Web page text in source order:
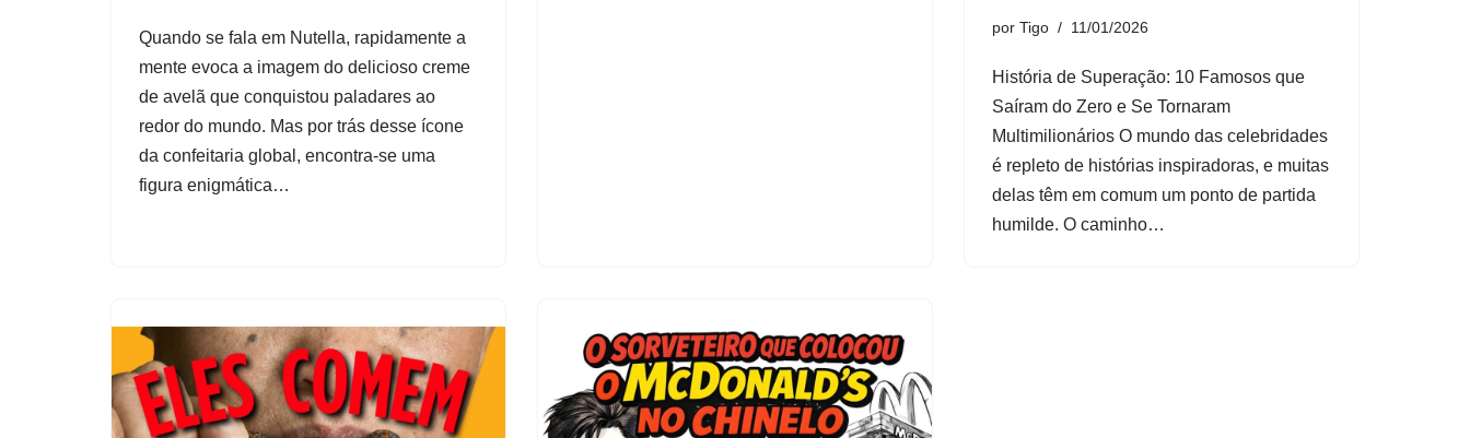
Quando se fala em Nutella, rapidamente a
mente evoca a imagem do delicioso creme
de avelã que conquistou paladares ao
redor do mundo. Mas por trás desse ícone
da confeitaria global, encontra-se uma
figura enigmática…
por Tigo 11/01/2026
História de Superação: 10 Famosos que
Saíram do Zero e Se Tornaram
Multimilionários O mundo das celebridades
é repleto de histórias inspiradoras, e muitas
delas têm em comum um ponto de partida
humilde. O caminho…